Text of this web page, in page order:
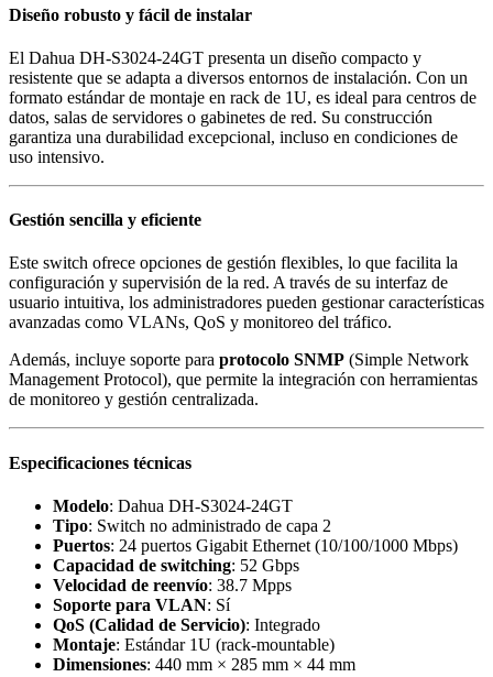
Diseño robusto y fácil de instalar
El Dahua DH-S3024-24GT presenta un diseño compacto y
resistente que se adapta a diversos entornos de instalación. Con un
formato estándar de montaje en rack de 1U, es ideal para centros de
datos, salas de servidores o gabinetes de red. Su construcción
garantiza una durabilidad excepcional, incluso en condiciones de
uso intensivo.
Gestión sencilla y eficiente
Este switch ofrece opciones de gestión flexibles, lo que facilita la
configuración y supervisión de la red. A través de su interfaz de
usuario intuitiva, los administradores pueden gestionar características
avanzadas como VLANs, QoS y monitoreo del tráfico.
Además, incluye soporte para protocolo SNMP (Simple Network
Management Protocol), que permite la integración con herramientas
de monitoreo y gestión centralizada.
Especificaciones técnicas
Modelo: Dahua DH-S3024-24GT
Tipo: Switch no administrado de capa 2
Puertos: 24 puertos Gigabit Ethernet (10/100/1000 Mbps)
Capacidad de switching: 52 Gbps
Velocidad de reenvío: 38.7 Mpps
Soporte para VLAN: Sí
QoS (Calidad de Servicio): Integrado
Montaje: Estándar 1U (rack-mountable)
Dimensiones: 440 mm × 285 mm × 44 mm